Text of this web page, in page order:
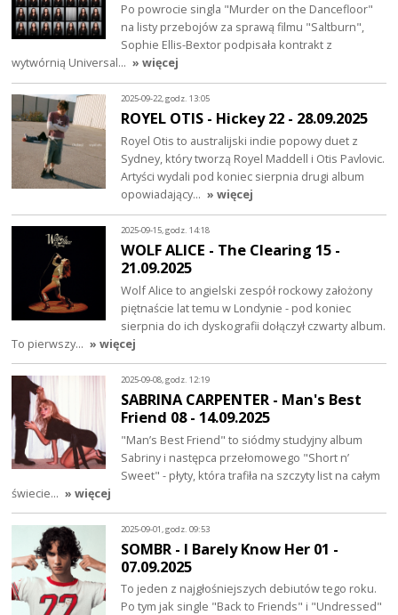
Po powrocie singla "Murder on the Dancefloor"
na listy przebojów za sprawą filmu "Saltburn",
Sophie Ellis-Bextor podpisała kontrakt z
wytwórnią Universal… » więcej
2025-09-22, godz. 13:05
ROYEL OTIS - Hickey 22 - 28.09.2025
Royel Otis to australijski indie popowy duet z
Sydney, który tworzą Royel Maddell i Otis Pavlovic.
Artyści wydali pod koniec sierpnia drugi album
opowiadający… » więcej
2025-09-15, godz. 14:18
WOLF ALICE - The Clearing 15 -
21.09.2025
Wolf Alice to angielski zespół rockowy założony
piętnaście lat temu w Londynie - pod koniec
sierpnia do ich dyskografii dołączył czwarty album.
To pierwszy… » więcej
2025-09-08, godz. 12:19
SABRINA CARPENTER - Man's Best
Friend 08 - 14.09.2025
"Man’s Best Friend" to siódmy studyjny album
Sabriny i następca przełomowego "Short n’
Sweet" - płyty, która trafiła na szczyty list na całym
świecie… » więcej
2025-09-01, godz. 09:53
SOMBR - I Barely Know Her 01 -
07.09.2025
To jeden z najgłośniejszych debiutów tego roku.
Po tym jak single "Back to Friends" i "Undressed"